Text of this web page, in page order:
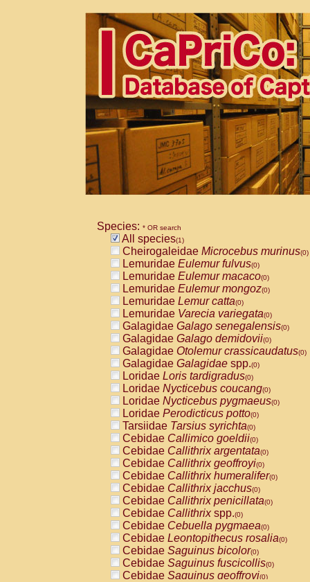
Species: * OR search
All species(1)
Cheirogaleidae Microcebus murinus(0)
Lemuridae Eulemur fulvus(0)
Lemuridae Eulemur macaco(0)
Lemuridae Eulemur mongoz(0)
Lemuridae Lemur catta(0)
Lemuridae Varecia variegata(0)
Galagidae Galago senegalensis(0)
Galagidae Galago demidovii(0)
Galagidae Otolemur crassicaudatus(0)
Galagidae Galagidae spp.(0)
Loridae Loris tardigradus(0)
Loridae Nycticebus coucang(0)
Loridae Nycticebus pygmaeus(0)
Loridae Perodicticus potto(0)
Tarsiidae Tarsius syrichta(0)
Cebidae Callimico goeldii(0)
Cebidae Callithrix argentata(0)
Cebidae Callithrix geoffroyi(0)
Cebidae Callithrix humeralifer(0)
Cebidae Callithrix jacchus(0)
Cebidae Callithrix penicillata(0)
Cebidae Callithrixspp.(0)
Cebidae Cebuella pygmaea(0)
Cebidae Leontopithecus rosalia(0)
Cebidae Saguinus bicolor(0)
Cebidae Saguinus fuscicollis(0)
Cebidae Saguinus geoffroyi(0)